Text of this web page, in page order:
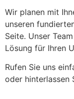
Wir planen mit
unseren
Seite. Unser
Lösung für Ihren
Rufen Sie uns
oder hinterlassen